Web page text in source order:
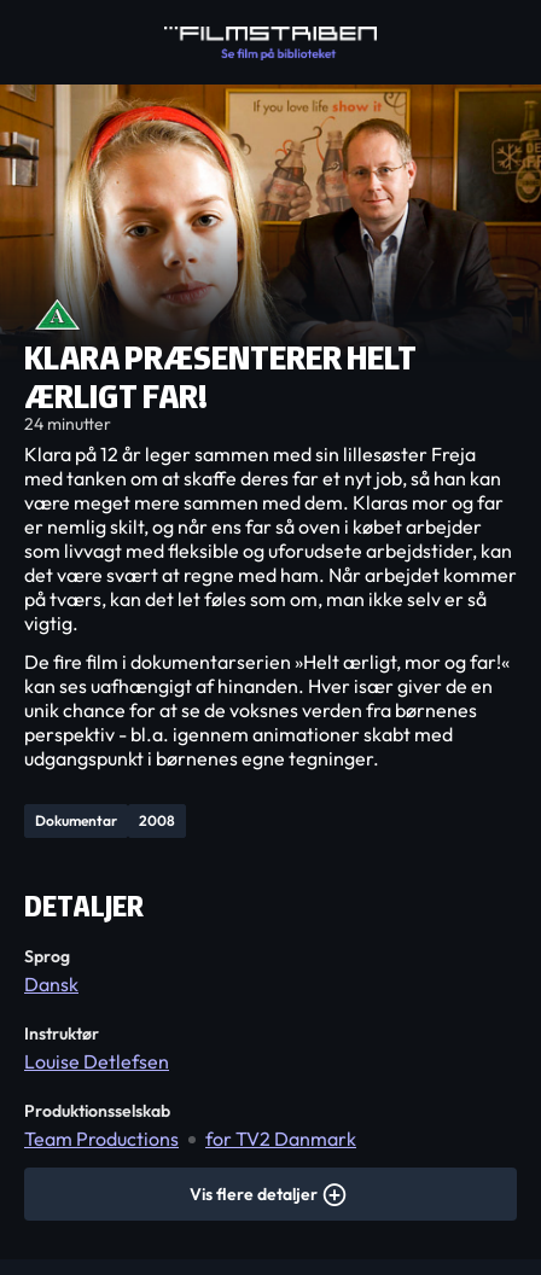
KLARA PRÆSENTERER HELT
ÆRLIGT FAR!
24 minutter
Dokumentar 2008
Klara på 12 år leger sammen med sin lillesøster Freja
med tanken om at skaffe deres far et nyt job, så han kan
være meget mere sammen med dem. Klaras mor og far
er nemlig skilt, og når ens far så oven i købet arbejder
som livvagt med fleksible og uforudsete arbejdstider, kan
det være svært at regne med ham. Når arbejdet kommer
på tværs, kan det let føles som om, man ikke selv er så
vigtig.
De fire film i dokumentarserien »Helt ærligt, mor og far!«
kan ses uafhængigt af hinanden. Hver især giver de en
unik chance for at se de voksnes verden fra børnenes
perspektiv - bl.a. igennem animationer skabt med
udgangspunkt i børnenes egne tegninger.
DETALJER
Sprog
Dansk
Instruktør
Louise Detlefsen
Produktionsselskab
Team Productions for TV2 Danmark
Vis flere detaljer